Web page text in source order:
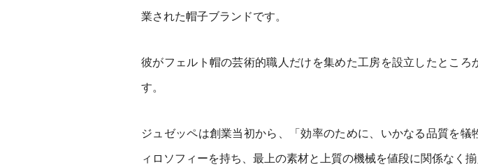
業された帽子ブランドです。
彼がフェルト帽の芸術的職人だけを集めた工房を設立したところ
す。
ジュゼッペは創業当初から、「効率のために、いかなる品質を犠
ィロソフィーを持ち、最上の素材と上質の機械を値段に関係なく